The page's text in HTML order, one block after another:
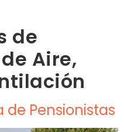
de
Aire,
Pensionistas